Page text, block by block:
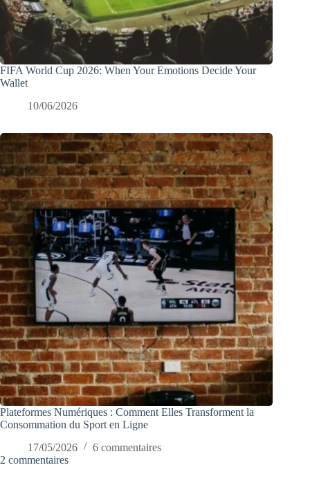
FIFA World Cup 2026: When Your Emotions Decide Your
Wallet
10/06/2026
Plateformes Numériques : Comment Elles Transforment la
Consommation du Sport en Ligne
17/05/2026
6 commentaires
2 commentaires